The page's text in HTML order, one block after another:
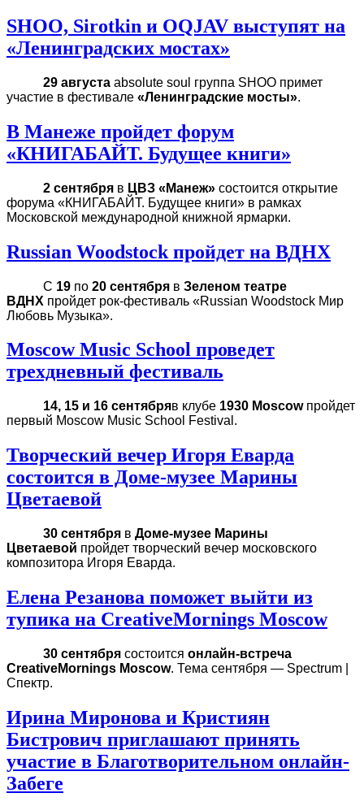
SHOO, Sirotkin и OQJAV выступят на
«Ленинградских мостах»
29 августаabsolute soul группа SHOO примет
участие в фестивале «Ленинградские мосты».
В Манеже пройдет форум
«КНИГАБАЙТ. Будущее книги»
2 сентября в ЦВЗ «Манеж»состоится открытие
форума «КНИГАБАЙТ. Будущее книги» в рамках
Московской международной книжной ярмарки.
Russian Woodstock пройдет на ВДНХ
С 19 по20 сентября вЗеленом театре
ВДНХ пройдет рок-фестиваль «Russian Woodstock Мир
Любовь Музыка».
Moscow Music School проведет
трехдневный фестиваль
14, 15 и 16 сентябряв клубе 1930 Moscow пройдет
первый Moscow Music School Festival.
Творческий вечер Игоря Еварда
состоится в Доме-музее Марины
Цветаевой
30 сентября вДоме-музее Марины
Цветаевой пройдет творческий вечер московского
композитора Игоря Еварда.
Елена Резанова поможет выйти из
тупика на CreativeMornings Moscow
30 сентябрясостоитсяонлайн-встреча
CreativeMornings Moscow. Тема сентября — Spectrum |
Спектр.
Ирина Миронова и Кристиян
Бистрович приглашают принять
участие в Благотворительном онлайн-
Забеге